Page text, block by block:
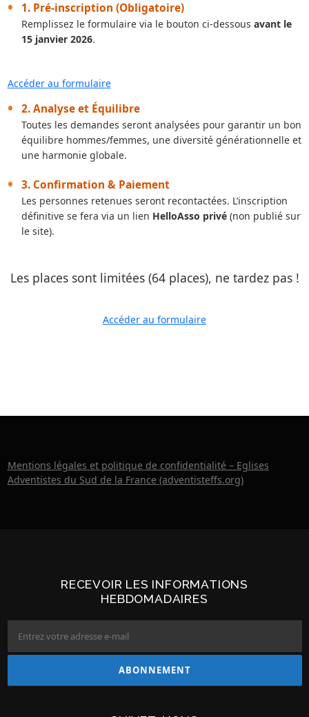
1. Pré-inscription (Obligatoire)
Remplissez le formulaire via le bouton ci-dessous avant le
15 janvier 2026.
Accéder au formulaire
2. Analyse et Équilibre
Toutes les demandes seront analysées pour garantir un bon
équilibre hommes/femmes, une diversité générationnelle et
une harmonie globale.
3. Confirmation & Paiement
Les personnes retenues seront recontactées. L’inscription
définitive se fera via un lien HelloAsso privé(non publié sur
le site).
Les places sont limitées (64 places), ne tardez pas !
Accéder au formulaire
Mentions légales et politique de confidentialité – Eglises
Adventistes du Sud de la France (adventisteffs.org)
RECEVOIR LES INFORMATIONS
HEBDOMADAIRES